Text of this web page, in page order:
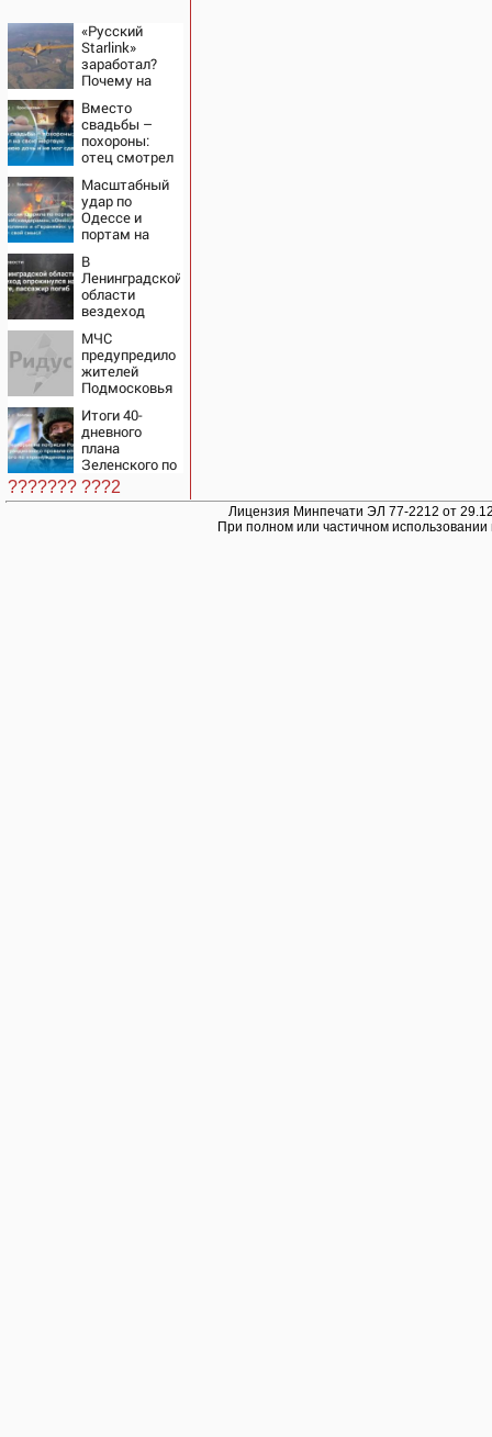
«Русский
Starlink»
заработал?
Почему на
кратно
увеличилась
точность
попаданий по
объектам ВСУ
Вместо
свадьбы –
похороны:
отец смотрел
мертвую 16-
летнюю дочь
и не мог
сдержать
слезы
Масштабный
удар по
Одессе и
портам на
Последние
новости,
подробности
об ударах
России 9
августа 2026
года
В
Ленинградской
области
вездеход
на дороге,
пассажир
погиб
МЧС
предупредило
жителей
Подмосковья
атаки дронов
Итоги 40-
дневного
плана
Зеленского по
принуждению
к миру: как
??????? ???2
Лицензия Минпечати ЭЛ 77-2212 от
При полном или частичном